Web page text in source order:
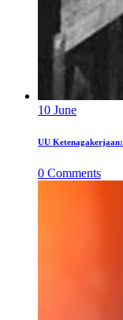
10 June
UU
0 Comments